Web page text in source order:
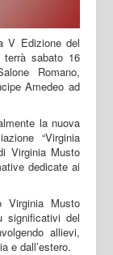
V Edizione del
sabato 16
Romano,
Amedeo ad
la nuova
“Virginia
Virginia Musto
dedicate ai
Virginia Musto
significativi del
allievi,
e dall’estero.